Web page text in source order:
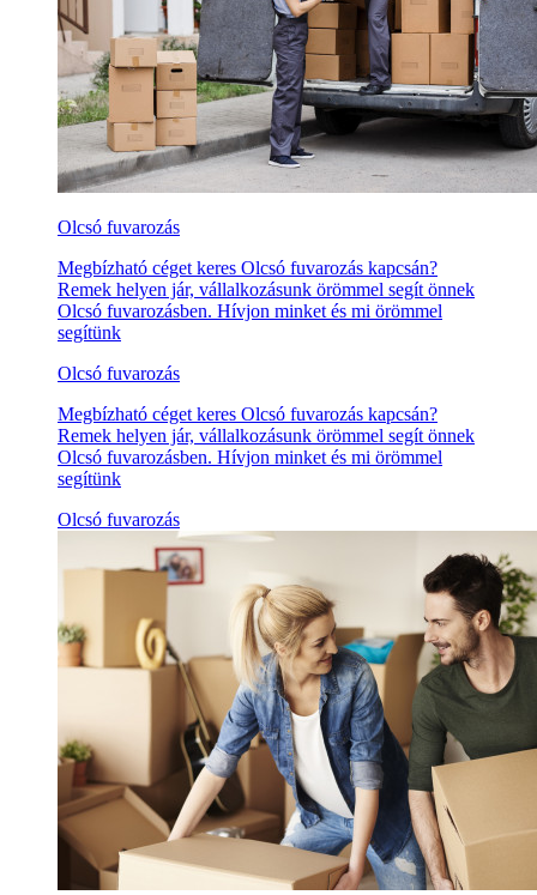
Olcsó fuvarozás
Megbízható céget keres Olcsó fuvarozás kapcsán?
Remek helyen jár, vállalkozásunk örömmel segít önnek
Olcsó fuvarozásben. Hívjon minket és mi örömmel
segítünk
Olcsó fuvarozás
Megbízható céget keres Olcsó fuvarozás kapcsán?
Remek helyen jár, vállalkozásunk örömmel segít önnek
Olcsó fuvarozásben. Hívjon minket és mi örömmel
segítünk
Olcsó fuvarozás